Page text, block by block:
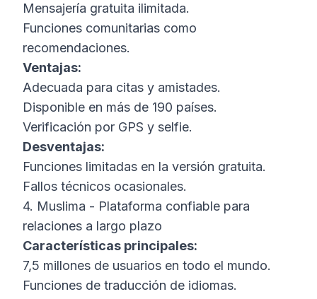
Mensajería gratuita ilimitada.
Funciones comunitarias como
recomendaciones.
Ventajas:
Adecuada para citas y amistades.
Disponible en más de 190 países.
Verificación por GPS y selfie.
Desventajas:
Funciones limitadas en la versión gratuita.
Fallos técnicos ocasionales.
4. Muslima - Plataforma confiable para
relaciones a largo plazo
Características principales:
7,5 millones de usuarios en todo el mundo.
Funciones de traducción de idiomas.